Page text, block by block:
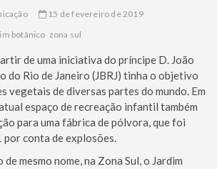
15 de fevereiro de 2019
botânico zona sul
de uma iniciativa do príncipe D. João
do Rio de Janeiro (JBRJ) tinha o objetivo
vegetais de diversas partes do mundo. Em
espaço de recreação infantil também
para uma fábrica de pólvora, que foi
por conta de explosões.
mesmo nome, na Zona Sul, o Jardim